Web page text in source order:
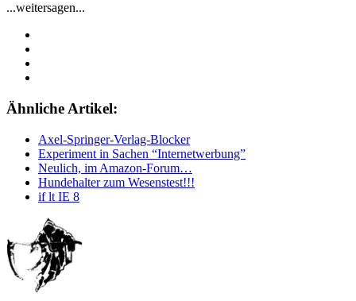
...weitersagen...
Ähnliche Artikel:
Axel-Springer-Verlag-Blocker
Experiment in Sachen “Internetwerbung”
Neulich, im Amazon-Forum…
Hundehalter zum Wesenstest!!!
if lt IE 8